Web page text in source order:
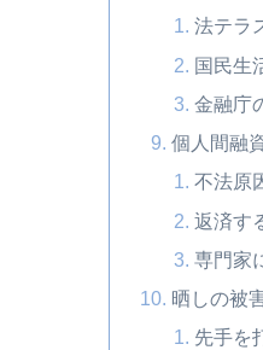
法テラ
国民生
金融庁
個人間融
不法原
返済す
専門家
晒しの被
先手を